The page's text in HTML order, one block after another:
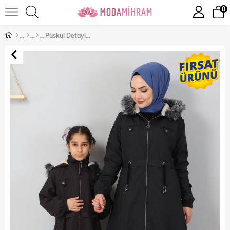
0
Püskül Detaylı Çocuk Mont Siyah 10302